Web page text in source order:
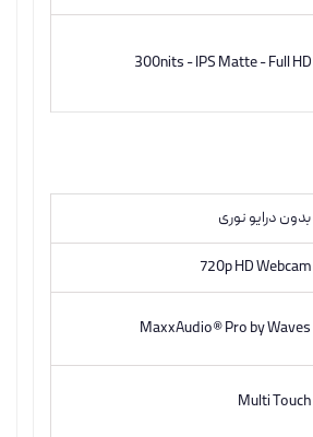
300nits - IPS Matte - Full HD
بدون درایو نوری
720p HD Webcam
MaxxAudio® Pro by Waves
Multi Touch